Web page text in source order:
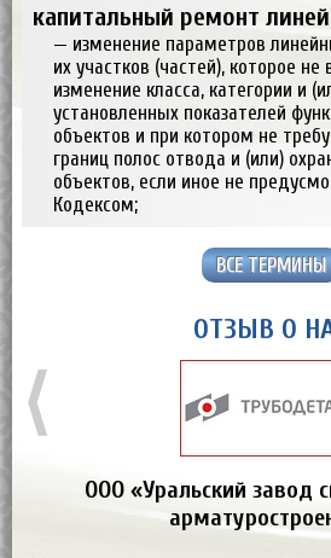
капитальный ремонт
— изменение параметров
их участков (частей), которое не
изменение класса, категории и
установленных показателей
объектов и при котором не
границ полос отвода и (или)
объектов, если иное не
Кодексом;
ВСЕ ТЕРМИНЫ
ОТЗЫВ О
⟨
ООО «Уральский завод